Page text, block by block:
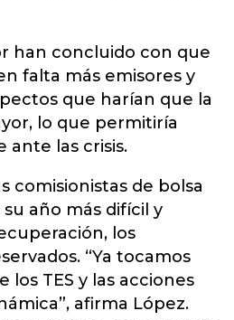
han concluido con que
falta más emisores y
que harían que la
lo que permitiría
ante las crisis.
comisionistas de bolsa
año más difícil y
los
“Ya tocamos
los TES y las acciones
afirma López.